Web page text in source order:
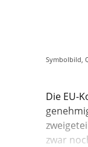
Symbolbild,
Die EU-
zwar